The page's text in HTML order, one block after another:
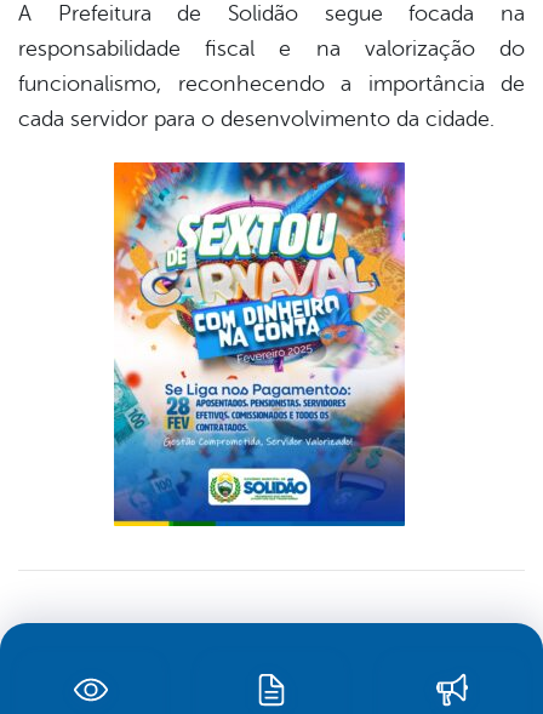
A Prefeitura de Solidão segue focada na
responsabilidade fiscal e na valorização do
funcionalismo, reconhecendo a importância de
cada servidor para o desenvolvimento da cidade.